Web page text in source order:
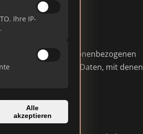
Ihre IP-
Alle
akzeptieren
was mit Ihren personenbezogenen
Daten sind alle Daten, mit denen